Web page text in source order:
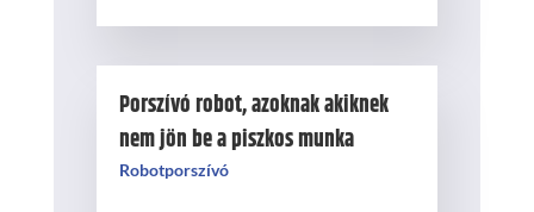
Porszívó robot, azoknak akiknek
nem jön be a piszkos munka
Robotporszívó